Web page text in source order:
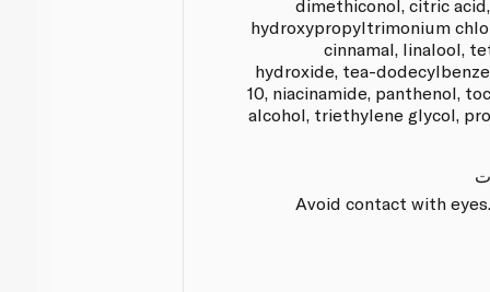
dimethiconol, citric
hydroxypropyltrimonium
cinnamal, linalool,
hydroxide, tea-
10, niacinamide, panthenol,
alcohol, triethylene glycol,
Avoid contact with